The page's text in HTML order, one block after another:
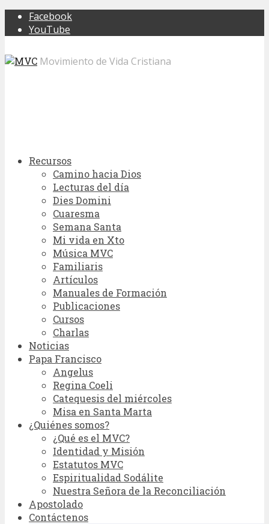
Facebook
YouTube
Movimiento de Vida Cristiana
Recursos
Camino hacia Dios
Lecturas del día
Dies Domini
Cuaresma
Semana Santa
Mi vida en Xto
Música MVC
Familiaris
Artículos
Manuales de Formación
Publicaciones
Cursos
Charlas
Noticias
Papa Francisco
Angelus
Regina Coeli
Catequesis del miércoles
Misa en Santa Marta
¿Quiénes somos?
¿Qué es el MVC?
Identidad y Misión
Estatutos MVC
Espiritualidad Sodálite
Nuestra Señora de la Reconciliación
Apostolado
Contáctenos